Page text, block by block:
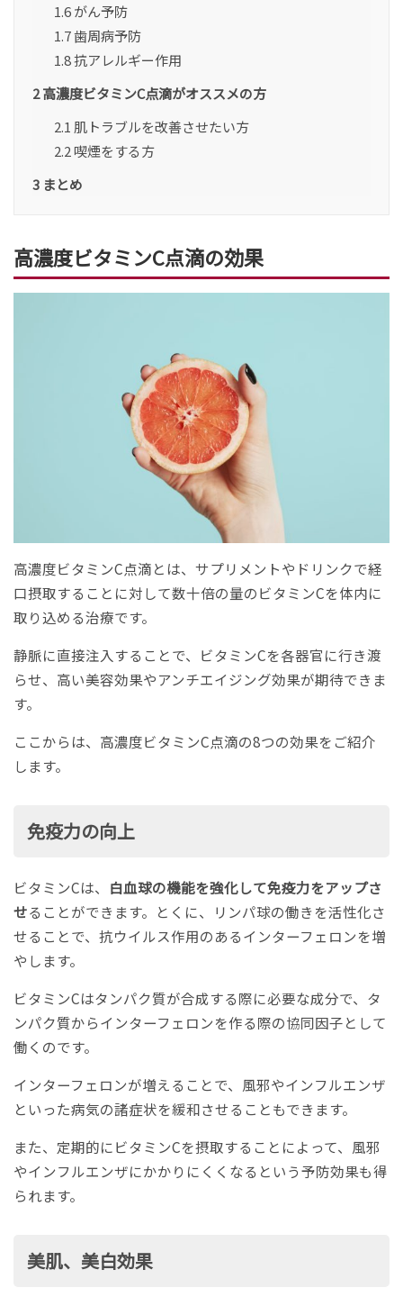
1.6がん予防
1.7歯周病予防
1.8抗アレルギー作用
2高濃度ビタミンC点滴がオススメの方
2.1 肌トラブルを改善させたい方
2.2喫煙をする方
3 まとめ
高濃度ビタミンC点滴の効果
高濃度ビタミンC点滴とは、サプリメントやドリンクで経
口摂取することに対して数十倍の量のビタミンCを体内に
取り込める治療です。
静脈に直接注入することで、ビタミンCを各器官に行き渡
らせ、高い美容効果やアンチエイジング効果が期待できま
す。
ここからは、高濃度ビタミンC点滴の8つの効果をご紹介
します。
免疫力の向上
ビタミンCは、 白血球の機能を強化して免疫力をアップさ
せることができます。とくに、リンパ球の働きを活性化さ
せることで、抗ウイルス作用のあるインターフェロンを増
やします。
ビタミンCはタンパク質が合成する際に必要な成分で、タ
ンパク質からインターフェロンを作る際の協同因子として
働くのです。
インターフェロンが増えることで、風邪やインフルエンザ
といった病気の諸症状を緩和させることもできます。
また、定期的にビタミンCを摂取することによって、風邪
やインフルエンザにかかりにくくなるという予防効果も得
られます。
美肌、美白効果